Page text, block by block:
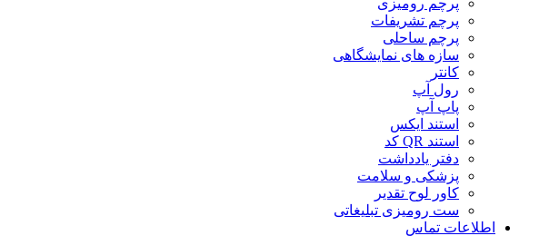
پرچم رومیزی
پرچم تشریفات
پرچم ساحلی
سازه های نمایشگاهی
کانتر
رول آپ
پاپ آپ
استند ایکس
استند QR کد
دفتر یادداشت
پزشکی و سلامت
کاور لوح تقدیر
ست رومیزی تبلیغاتی
اطلاعات تماس